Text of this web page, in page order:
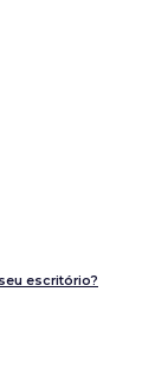
escritório?